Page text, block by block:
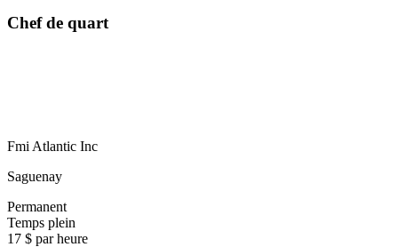
Chef de quart
Fmi Atlantic Inc
Saguenay
Permanent
Temps plein
17 $ par heure